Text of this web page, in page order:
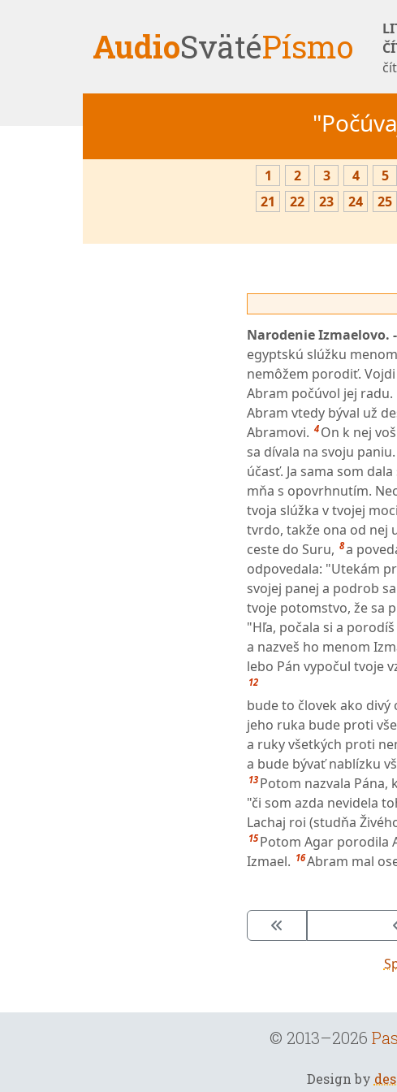
AudioSvätéPísmo
1 2 3 4 5
21
22 23 24 25
Narodenie Izmaelovo. -
egyptskú slúžku
nemôžem porodiť.
Abram počúvol jej radu.
Abram vtedy býval už
Abramovi. 4 On k nej
sa dívala na svoju paniu.
účasť. Ja sama som
mňa s opovrhnutím.
tvoja slúžka v tvojej
tvrdo, takže ona od nej
ceste do Suru, 8a
odpovedala: "Utekám
svojej panej a podrob
tvoje potomstvo, že sa
"Hľa, počala si a porodíš
a nazveš ho menom
lebo Pán vypočul tvoje
12
bude to človek ako divý
jeho ruka bude proti
a ruky všetkých proti
a bude bývať nablízku
13 Potom nazvala Pána,
"či som azda nevidela
Lachaj roi (studňa
15 Potom Agar porodila
Izmael. 16Abram mal
© 2013–2026
Design by